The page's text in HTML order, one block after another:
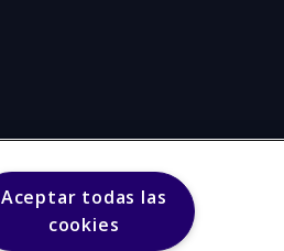
Aceptar todas las
cookies